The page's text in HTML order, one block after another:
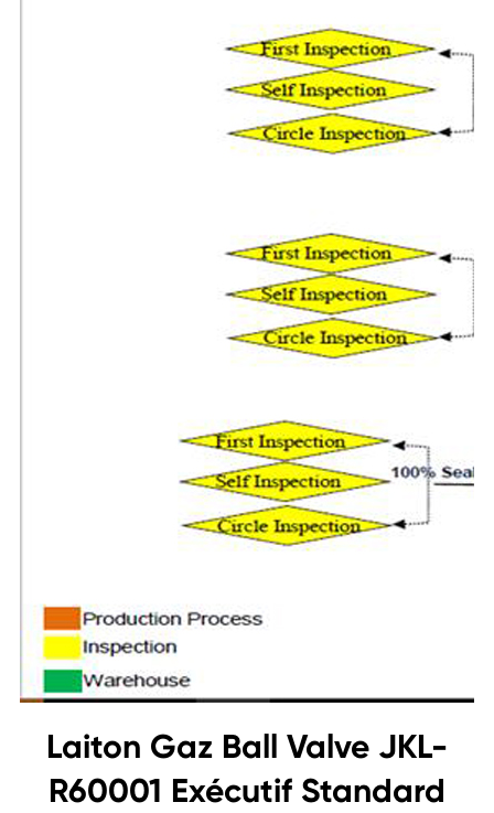
Laiton Gaz Ball Valve JKL-
R60001 Exécutif Standard